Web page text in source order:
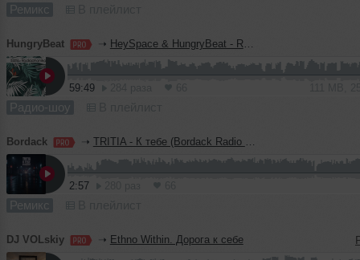
Ремикс
HungryBeat ➝ HeySpace & HungryBeat - Radiophonika #228
59:49
Радио-шоу
Bordack ➝ TRITIA - К тебе (Bordack Radio Edit)
2:57
Ремикс
DJ VOLskiy ➝ Ethno Within. Дорога к себе